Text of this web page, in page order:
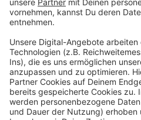
Anzeige
Anzeige